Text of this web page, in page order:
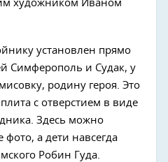
художником Иваном
установлен прямо
Симферополь и Судак, у
родину героя. Это
с отверстием в виде
Здесь можно
а дети навсегда
Робин Гуда.